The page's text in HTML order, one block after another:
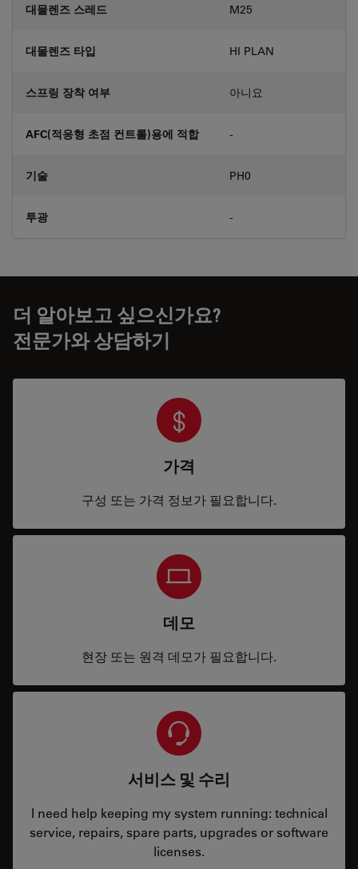
대물렌즈 스레드 M25
대물렌즈 타입 HI PLAN
스프링 장착 여부 아니요
AFC(적응형 초점 컨트롤)용에 적합 -
기술 PH0
투광 -
더 알아보고 싶으신가요?
전문가와 상담하기
가격
구성 또는 가격 정보가 필요합니다.
데모
현장 또는 원격 데모가 필요합니다.
서비스 및 수리
I need help keeping my system running: technical
service, repairs, spare parts, upgrades or software
licenses.